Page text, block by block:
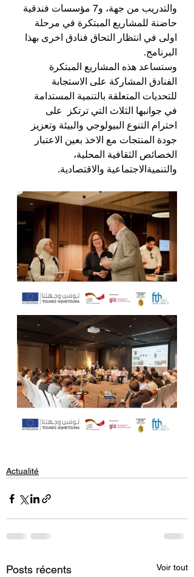
والتدريب من جهة، و7 مؤسسات فندقية
حاضنة للمشاريع المبتكرة في مرحلة
اولى في انتظار التحاق فنادق اخرى بهذا
البرنامج.
وستساعد هذه المشاريع المبتكرة
الفنادق المشاركة على الاستجابة
للتحديات المتعلقة بالتنمية المستدامة
في جوانبها الثلاث التي ترتكز  على
احترام التنوع البيولوجي والبيئة وتعزيز
جودة المنتجات مع الاخذ بعين الاعتبار
الخصائص الثقافية المحلية،
والتنميةالاجتماعية والاقتصادية.
Actualité
Posts récents Voir tout